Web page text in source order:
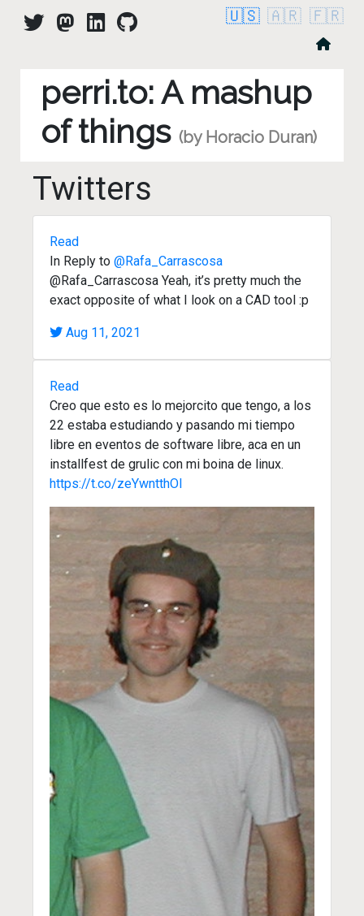
🇺🇸 🇦🇷 🇫🇷
perri.to: A mashup
of things (by Horacio Duran)
Twitters
Read
In Reply to @Rafa_Carrascosa
@Rafa_Carrascosa Yeah, it’s pretty much the
exact opposite of what I look on a CAD tool :p
Aug 11, 2021
Read
Creo que esto es lo mejorcito que tengo, a los
22 estaba estudiando y pasando mi tiempo
libre en eventos de software libre, aca en un
installfest de grulic con mi boina de linux.
https://t.co/zeYwntthOI